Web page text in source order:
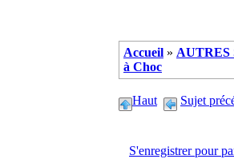
Accueil » AUTRES
à Choc
Haut Sujet
S'enregistrer pour